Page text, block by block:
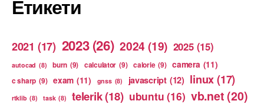
Етикети
2021 (17) 2023 (26) 2024 (19) 2025 (15)
autocad (8) burn (9) calculator (9) calorie (9) camera (11)
c sharp (9) exam (11) gnss (8) javascript (12) linux(17)
rtklib (8) task (8) telerik(18) ubuntu (16) vb.net(20)